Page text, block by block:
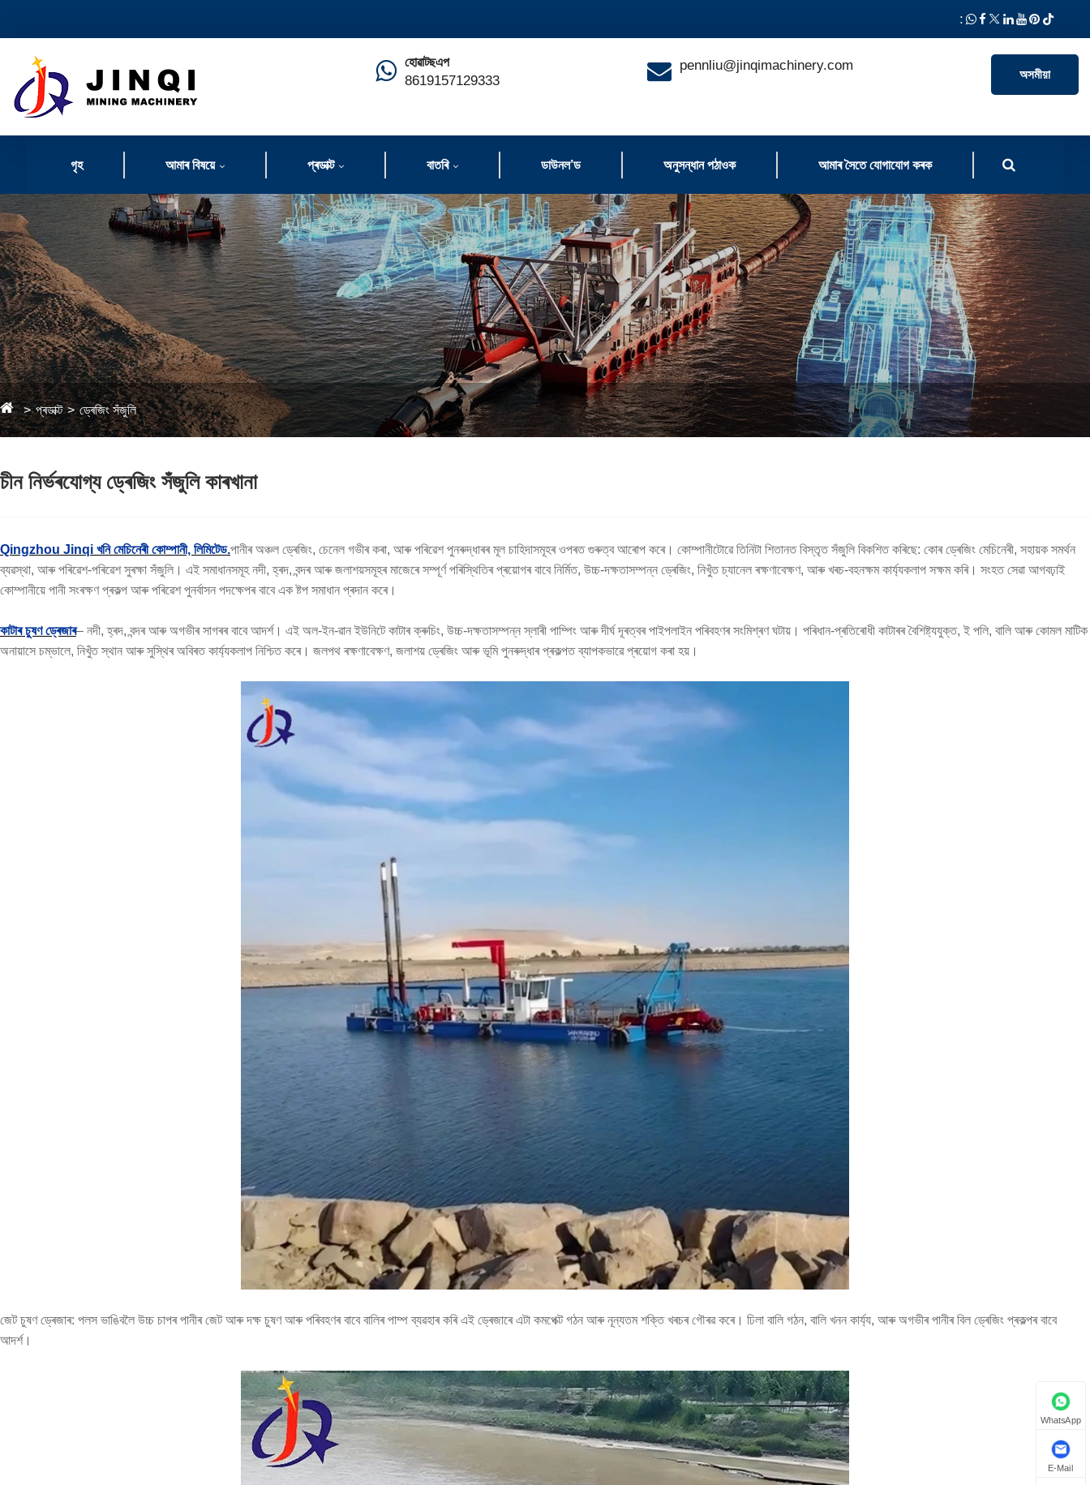
:
হোৱাটছএপ
8619157129333
pennliu@jinqimachinery.com
অসমীয়া
গৃহ আমাৰ বিষয়ে প্ৰডাক্ট বাতৰি ডাউনল’ড অনুসন্ধান পঠাওক আমাৰ সৈতে যোগাযোগ কৰক
প্ৰডাক্ট ড্ৰেজিং সঁজুলি
চীন নিৰ্ভৰযোগ্য ড্ৰেজিং সঁজুলি কাৰখানা
Qingzhou Jinqi খনি মেচিনেৰী কোম্পানী, লিমিটেড.পানীৰ অঞ্চল ড্ৰেজিং, চেনেল গভীৰ কৰা, আৰু পৰিৱেশ পুনৰুদ্ধাৰৰ মূল চাহিদাসমূহৰ ওপৰত গুৰুত্ব আৰোপ কৰে। কোম্পানীটোৱে তিনিটা শিতানত বিস্তৃত সঁজুলি বিকশিত কৰিছে: কোৰ ড্ৰেজিং মেচিনেৰী, সহায়ক সমৰ্থন
ব্যৱস্থা, আৰু পৰিৱেশ-পৰিৱেশ সুৰক্ষা সঁজুলি। এই সমাধানসমূহ নদী, হ্ৰদ, বন্দৰ আৰু জলাশয়সমূহৰ মাজেৰে সম্পূৰ্ণ পৰিস্থিতিৰ প্ৰয়োগৰ বাবে নিৰ্মিত, উচ্চ-দক্ষতাসম্পন্ন ড্ৰেজিং, নিখুঁত চ্যানেল ৰক্ষণাবেক্ষণ, আৰু খৰচ-বহনক্ষম কাৰ্য্যকলাপ সক্ষম কৰি। সংহত সেৱা আগবঢ়াই
কোম্পানীয়ে পানী সংৰক্ষণ প্ৰকল্প আৰু পৰিৱেশ পুনৰ্বাসন পদক্ষেপৰ বাবে এক ষ্টপ সমাধান প্ৰদান কৰে।
কাটাৰ চুষণ ড্ৰেজাৰ– নদী, হ্ৰদ, বন্দৰ আৰু অগভীৰ সাগৰৰ বাবে আদৰ্শ। এই অল-ইন-ৱান ইউনিটে কাটাৰ ক্ৰুচিং, উচ্চ-দক্ষতাসম্পন্ন স্লাৰী পাম্পিং আৰু দীৰ্ঘ দূৰত্বৰ পাইপলাইন পৰিবহণৰ সংমিশ্ৰণ ঘটায়। পৰিধান-প্ৰতিৰোধী কাটাৰৰ বৈশিষ্ট্যযুক্ত, ই পলি, বালি আৰু কোমল মাটিক
অনায়াসে চম্ভালে, নিখুঁত স্থান আৰু সুস্থিৰ অবিৰত কাৰ্য্যকলাপ নিশ্চিত কৰে। জলপথ ৰক্ষণাবেক্ষণ, জলাশয় ড্ৰেজিং আৰু ভূমি পুনৰুদ্ধাৰ প্ৰকল্পত ব্যাপকভাৱে প্ৰয়োগ কৰা হয়।
জেট চুষণ ড্ৰেজাৰ: পলস ভাঙিবলৈ উচ্চ চাপৰ পানীৰ জেট আৰু দক্ষ চুষণ আৰু পৰিবহণৰ বাবে বালিৰ পাম্প ব্যৱহাৰ কৰি এই ড্ৰেজাৰে এটা কমপেক্ট গঠন আৰু নূন্যতম শক্তি খৰচৰ গৌৰৱ কৰে। ঢিলা বালি গঠন, বালি খনন কাৰ্য্য, আৰু অগভীৰ পানীৰ বিল ড্ৰেজিং প্ৰকল্পৰ বাবে
আদৰ্শ।
WhatsApp
E-Mail